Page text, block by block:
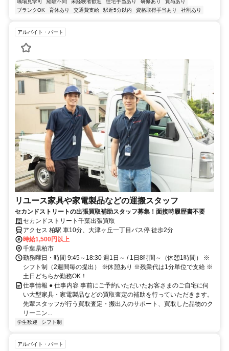
職場見学可 経験不問 未経験者歓迎 住宅手当あり 研修あり
賞与あり
ブランクOK
育休あり 交通費支給 駅近5分以内 資格取得手当あり 社割あり
アルバイト・パート
リユース家具や家電製品などの運搬スタッフ
セカンドストリートの出張買取補助スタッフ募集！面接時履歴書不要
セカンドストリート千葉出張買取
アクセス 柏駅 車10分、大津ヶ丘一丁目バス停 徒歩2分
時給1,500円以上
千葉県柏市
勤務曜日・時間 9:45～18:30 週1日～ / 1日8時間～（休憩1時間） ※
シフト制（2週間毎の提出） ※休憩あり ※残業代は1分単位で支給 ※
土日どちらか勤務OK！
仕事情報 ● 仕事内容 事前にご予約いただいたお客さまのご自宅に伺
い大型家具・家電製品などの買取査定の補助を行っていただきます。
先輩スタッフが行う買取査定・搬出入のサポート、買取した品物のク
リーニン...
学生歓迎 シフト制
アルバイト・パート